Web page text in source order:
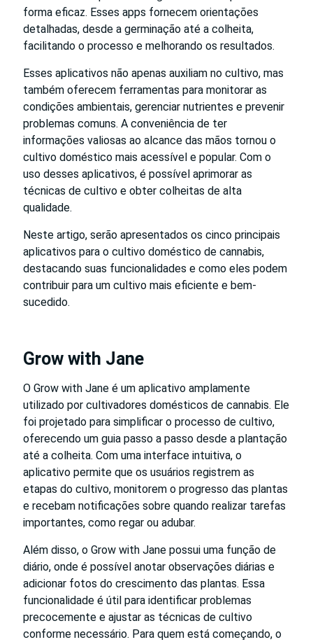
forma eficaz. Esses apps fornecem orientações
detalhadas, desde a germinação até a colheita,
facilitando o processo e melhorando os resultados.
Esses aplicativos não apenas auxiliam no cultivo, mas
também oferecem ferramentas para monitorar as
condições ambientais, gerenciar nutrientes e prevenir
problemas comuns. A conveniência de ter
informações valiosas ao alcance das mãos tornou o
cultivo doméstico mais acessível e popular. Com o
uso desses aplicativos, é possível aprimorar as
técnicas de cultivo e obter colheitas de alta
qualidade.
Neste artigo, serão apresentados os cinco principais
aplicativos para o cultivo doméstico de cannabis,
destacando suas funcionalidades e como eles podem
contribuir para um cultivo mais eficiente e bem-
sucedido.
Grow with Jane
O Grow with Jane é um aplicativo amplamente
utilizado por cultivadores domésticos de cannabis. Ele
foi projetado para simplificar o processo de cultivo,
oferecendo um guia passo a passo desde a plantação
até a colheita. Com uma interface intuitiva, o
aplicativo permite que os usuários registrem as
etapas do cultivo, monitorem o progresso das plantas
e recebam notificações sobre quando realizar tarefas
importantes, como regar ou adubar.
Além disso, o Grow with Jane possui uma função de
diário, onde é possível anotar observações diárias e
adicionar fotos do crescimento das plantas. Essa
funcionalidade é útil para identificar problemas
precocemente e ajustar as técnicas de cultivo
conforme necessário. Para quem está começando, o